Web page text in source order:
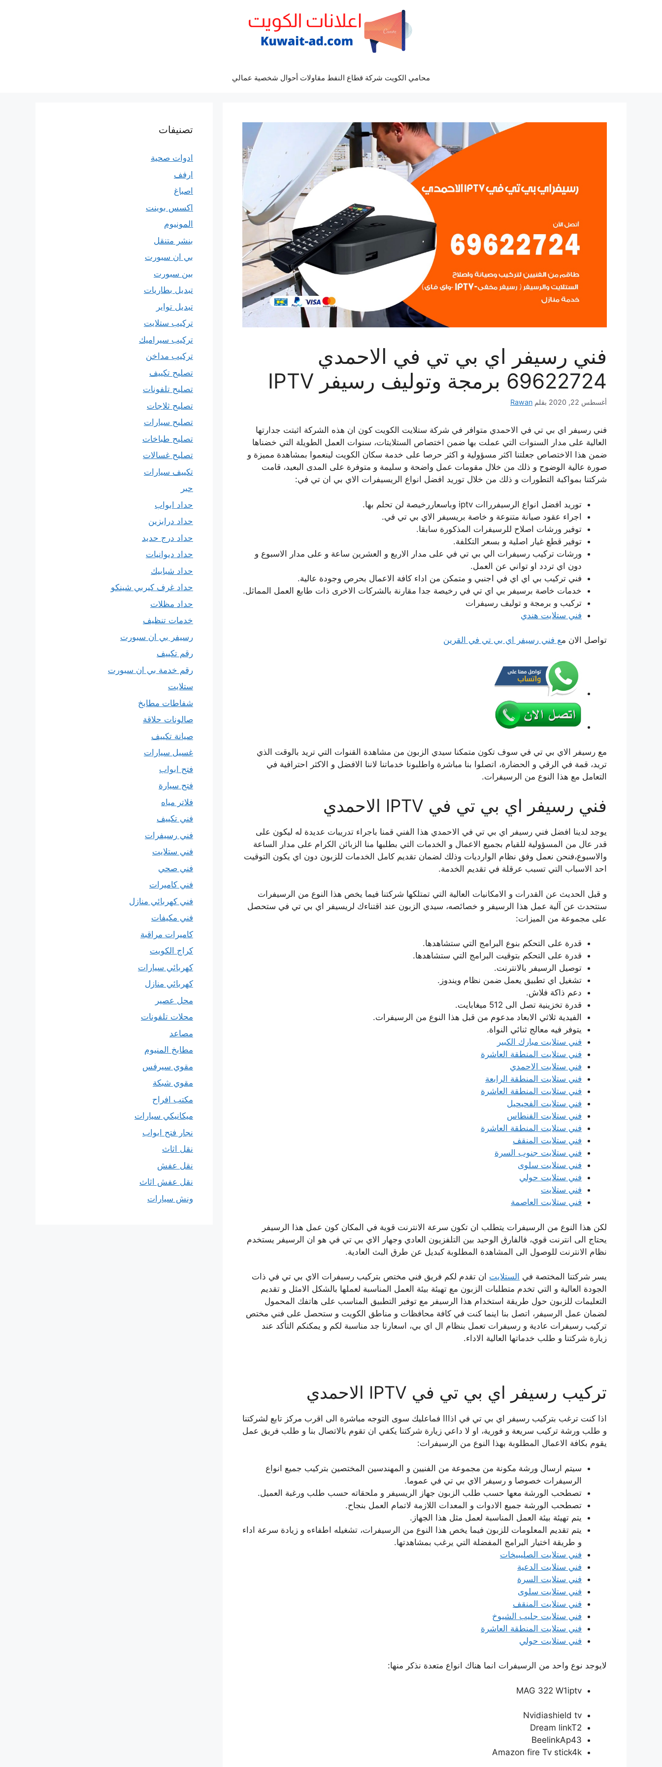
محامي الكويت شركة قطاع النفط مقاولات أحوال شخصية عمالي
فني رسيفر اي بي تي في الاحمدي
69622724 برمجة وتوليف رسيفر IPTV
أغسطس 22, 2020 بقلم Rawan
فني رسيفر اي بي تي في الاحمدي متوافر في شركة ستلايت الكويت كون ان هذه الشركة اثبتت جدارتها
العالية على مدار السنوات التي عملت بها ضمن اختصاص الستلايتات، سنوات العمل الطويلة التي خضناها
ضمن هذا الاختصاص جعلتنا اكثر مسؤولية و اكثر حرصا على خدمة سكان الكويت لينعموا بمشاهدة مميزة و
صورة عالية الوضوح و ذلك من خلال مقومات عمل واضحة و سليمة و متوفرة على المدى البعيد، قامت
شركتنا بمواكبة التطورات و ذلك من خلال توريد افضل انواع الريسيفرات الاي بي ان تي في:
توريد افضل انواع الرسيفرراات iptv وباسعاررخيصة لن تحلم بها.
اجراء عقود صيانة متنوعة و خاصة بريسيفر الاي بي تي في.
توفير ورشات اصلاح للرسيفرات المذكورة سابقا.
توفير قطع غيار اصلية و بسعر التكلفة.
ورشات تركيب رسيفرات الي بي تي في على مدار الاربع و العشرين ساعة و على مدار الاسبوع و
دون اي تردد او تواني عن العمل.
فني تركيب بي اي اي في اجنبي و متمكن من اداء كافة الاعمال بحرص وجودة عالية.
خدمات خاصة برسيفر بي اي تي في رخيصة جدا مقارنة بالشركات الاخرى ذات طابع العمل المماثل.
تركيب و برمجة و توليف رسيفرات
فني ستلايت هندي
تواصل الان مع فني رسيفر اي بي تي في القرين
مع رسيفر الاي بي تي في سوف تكون متمكنا سيدي الزبون من مشاهدة القنوات التي تريد بالوقت الذي
تريد، قمة في الرقي و الحضارة، اتصلوا بنا مباشرة واطلبونا خدماتنا لاننا الافضل و الاكثر احترافية في
التعامل مع هذا النوع من الرسيفرات.
فني رسيفر اي بي تي في IPTV الاحمدي
يوجد لدينا افضل فني رسيفر اي بي تي في الاحمدي هذا الفني قمنا باجراء تدريبات عديدة له ليكون على
قدر عال من المسؤولية للقيام بجميع الاعمال و الخدمات التي بطلبها منا الزبائن الكرام على مدار الساعة
والاسبوع،فنحن نعمل وفق نظام الوارديات وذلك لضمان تقديم كامل الخدمات للزبون دون اي يكون التوقيت
احد الاسباب التي تسبب عرقلة في تقديم الخدمة.
و قبل الحديث عن القدرات و الامكانيات العالية التي تمتلكها شركتنا فيما يخص هذا النوع من الرسيفرات
سنتحدث عن آلية عمل هذا الرسيفر و خصائصه، سيدي الزبون عند اقتناءك لريسيفر اي بي تي في ستحصل
على مجموعة من الميزات:
قدرة على التحكم بنوع البرامج التي ستشاهدها.
قدرة على التحكم بتوقيت البرامج التي ستشاهدها.
توصيل الرسيفر بالانترنت.
تشغيل اي تطبيق يعمل ضمن نظام ويندوز.
دعم ذاكة فلاش.
قدرة تخزينية تصل الى 512 ميغابايت.
الفيدية ثلاثي الابعاد مدعوم من قبل هذا النوع من الرسيفرات.
يتوفر فيه معالج ثنائي النواة.
فني ستلايت مبارك الكبير
فني ستلايت المنطقة العاشرة
فني ستلايت الاحمدي
فني ستلايت المنطقة الرابعة
فني ستلايت المنطقة العاشرة
فني ستلايت الفحيحيل
فني ستلايت الفنطاس
فني ستلايت المنطقة العاشرة
فني ستلايت المنقف
فني ستلايت جنوب السرة
فني ستلايت سلوى
فني ستلايت حولي
فني ستلايت
فني ستلايت العاصمة
لكن هذا النوع من الرسيفرات يتطلب ان تكون سرعة الانترنت قوية في المكان كون عمل هذا الرسيفر
يحتاج الى انترنت قوي، فالفارق الوحيد بين التلفزيون العادي وجهار الاي بي تي في هو ان الرسيفر يستخدم
نظام الانترنت للوصول الى المشاهدة المطلوبة كبديل عن طرق البث العادية.
يسر شركتنا المختصة في الستلايت ان تقدم لكم فريق فني مختص بتركيب رسيفرات الاي بي تي في ذات
الجودة العالية و التي تخدم متطلبات الزبون مع تهيئة بيئة العمل المناسبة لعملها بالشكل الامثل و تقديم
التعليمات للزبون حول طريقة استخدام هذا الرسيفر مع توفير التطبيق المناسب على هاتفك المحمول
لضمان عمل الرسيفر، اتصل بنا اينما كنت في كافة محافظات و مناطق الكويت و ستحصل على فني مختص
تركيب رسيفرات عادية و رسيفرات تعمل بنظام ال اي بي، اسعارنا جد مناسبة لكم و يمكنكم التأكد عند
زيارة شركتنا و طلب خدماتها العالية الاداء.
تركيب رسيفر اي بي تي في IPTV الاحمدي
اذا كنت ترغب بتركيب رسيفر اي بي تي في اذااا فماعليك سوى التوجه مباشرة الى اقرب مركز تابع لشركتنا
و طلب ورشة تركيب سريعة و فورية، او لا داعي زيارة شركتنا يكفي ان تقوم بالاتصال بنا و طلب فريق عمل
يقوم بكافة الاعمال المطلوبة بهذا النوع من الرسيفرات:
سيتم ارسال ورشة مكونة من مجموعة من الفنيين و المهندسين المختصين بتركيب جميع انواع
الرسيفرات خصوصا و رسيفر الاي بي تي في عموما.
تصطحب الورشة معها حسب طلب الزبون جهاز الريسيفر و ملحقاته حسب طلب ورغبة العميل.
تصطحب الورشة جميع الادوات و المعدات اللازمة لاتمام العمل بنجاح.
يتم تهيئة بيئة العمل المناسبة لعمل مثل هذا الجهاز.
يتم تقديم المعلومات للزبون فيما يخص هذا النوع من الرسيفرات، تشغيله اطفاءه و زيادة سرعة اداء
و طريقة اختيار البرامج المفضلة التي يرغب بمشاهدتها.
فني ستلايت الصليبيخات
فني ستلايت الدعية
فني ستلايت السرة
فني ستلايت سلوى
فني ستلايت المنقف
فني ستلايت جليب الشيوخ
فني ستلايت المنطقة العاشرة
فني ستلايت حولي
لايوجد نوع واحد من الرسيفرات انما هناك انواع متعدة نذكر منها:
MAG 322 W1iptv
Nvidiashield tv
Dream linkT2
BeelinkAp43
Amazon fire Tv stick4k
تصنيفات
ادوات صحية
ارفف
اصباغ
اكسس بوينت
المونيوم
بنشر متنقل
بي ان سبورت
بين سبورت
تبديل بطاريات
تبديل تواير
تركيب ستلايت
تركيب سيراميك
تركيب مداخن
تصليح تكييف
تصليح تلفونات
تصليح ثلاجات
تصليح سيارات
تصليح طباخات
تصليح غسالات
تكييف سيارات
حبر
حداد ابواب
حداد درابزين
حداد درج حديد
حداد ديوانيات
حداد شبابيك
حداد غرف كيربي شينكو
حداد مظلات
خدمات تنظيف
رسيفر بي ان سبورت
رقم تكييف
رقم خدمة بي ان سبورت
ستلايت
شفاطات مطابخ
صالونات حلاقة
صيانة تكييف
غسيل سيارات
فتح ابواب
فتح سيارة
فلاتر مياه
فني تكييف
فني رسيفرات
فني ستلايت
فني صحي
فني كاميرات
فني كهربائي منازل
فني مكيفات
كاميرات مراقبة
كراج الكويت
كهربائي سيارات
كهربائي منازل
محل عصير
محلات تلفونات
مصاعد
مطابخ المنيوم
مقوي سيرفس
مقوي شبكة
مكتب افراح
ميكانيكي سيارات
نجار فتح ابواب
نقل اثاث
نقل عفش
نقل عفش اثاث
ونش سيارات